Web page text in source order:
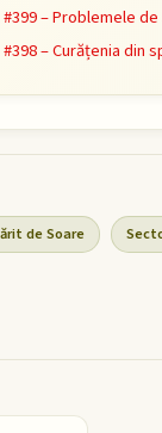
#399 – Problemele
#398 – Curățenia
de Soare